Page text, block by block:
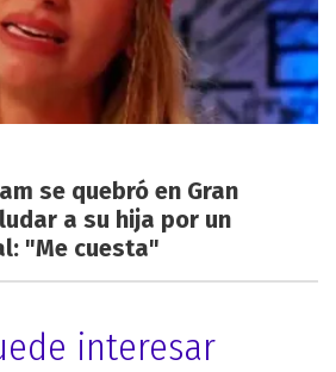
se quebró en Gran
a su hija por un
"Me cuesta"
interesar